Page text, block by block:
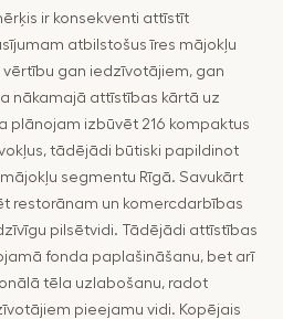
ir konsekventi attīstīt
atbilstošus īres mājokļu
gan iedzīvotājiem, gan
nākamajā attīstības kārtā uz
plānojam izbūvēt 216 kompaktus
tādējādi būtiski papildinot
segmentu Rīgā. Savukārt
restorānam un komercdarbības
pilsētvidi. Tādējādi attīstības
fonda paplašināšanu, bet arī
tēla uzlabošanu, radot
pieejamu vidi. Kopējais